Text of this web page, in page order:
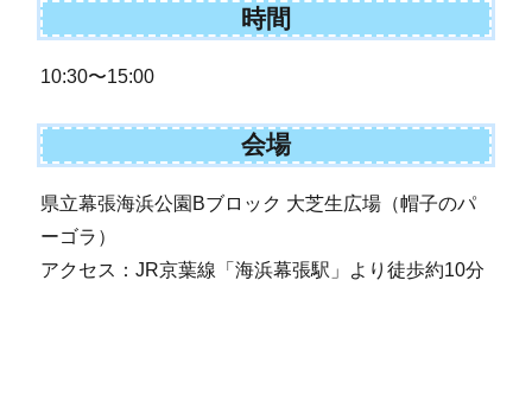
時間
10:30〜15:00
会場
県立幕張海浜公園Bブロック 大芝生広場（帽子のパ
ーゴラ）
アクセス：JR京葉線「海浜幕張駅」より徒歩約10分